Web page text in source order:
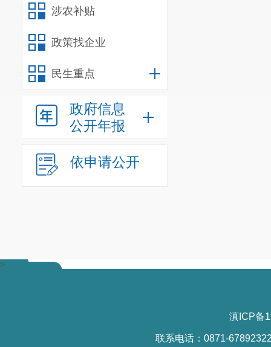
涉农补贴
政策找企业
民生重点
政府信息
公开年报
依申请公开
>
滇ICP备
联系电话：0871-